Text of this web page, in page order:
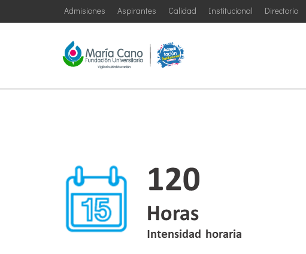
Directorio
Institucional
Calidad
Aspirantes
Admisiones